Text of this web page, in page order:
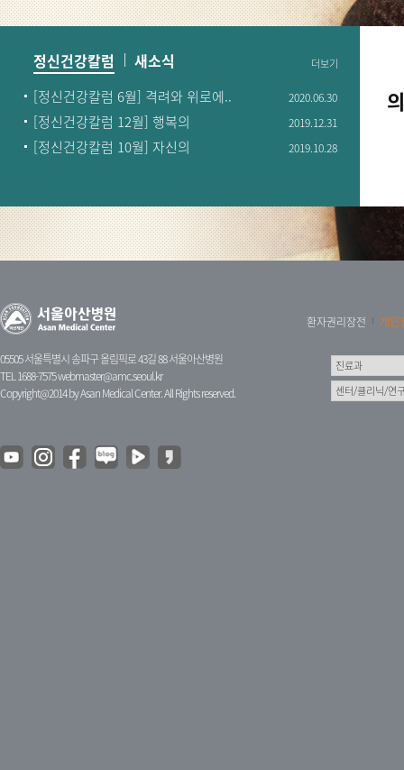
정신건강칼럼 새소식
[정신건강칼럼 6월] 격려와 위로에.. 2020.06.30
[정신건강칼럼 12월] 행복의
심리학..
2019.12.31
[정신건강칼럼 10월] 자신의
2019.10.28
더보기
05505 서울특별시 송파구 올림픽로 43길 88 서울아산병원
TEL 1688-7575webmaster@amc.seoul.kr
Copyright@2014 by Asan Medical Center. All Rights reserved.
환자권리장전 개인